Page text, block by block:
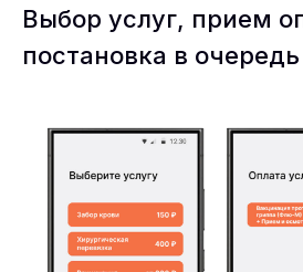
Выбор услуг, прием
постановка в очередь